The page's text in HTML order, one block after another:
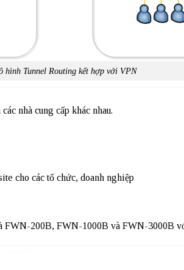
hình Tunnel Routing kết hợp với VPN
nhà cung cấp khác nhau.
cho các tổ chức, doanh nghiệp
200B, FWN-1000B và FWN-3000B